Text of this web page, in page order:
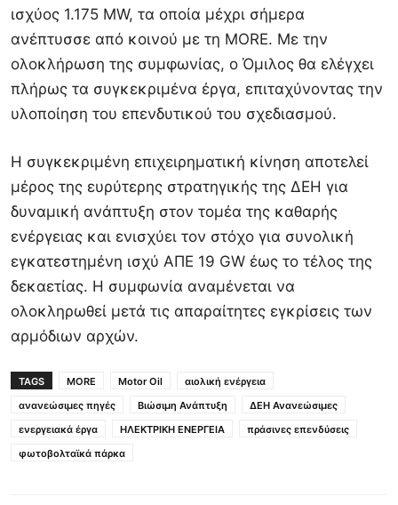
ισχύος 1.175 MW, τα οποία μέχρι σήμερα
ανέπτυσσε από κοινού με τη MORE. Με την
ολοκλήρωση της συμφωνίας, ο Όμιλος θα ελέγχει
πλήρως τα συγκεκριμένα έργα, επιταχύνοντας την
υλοποίηση του επενδυτικού του σχεδιασμού.
Η συγκεκριμένη επιχειρηματική κίνηση αποτελεί
μέρος της ευρύτερης στρατηγικής της ΔΕΗ για
δυναμική ανάπτυξη στον τομέα της καθαρής
ενέργειας και ενισχύει τον στόχο για συνολική
εγκατεστημένη ισχύ ΑΠΕ 19 GW έως το τέλος της
δεκαετίας. Η συμφωνία αναμένεται να
ολοκληρωθεί μετά τις απαραίτητες εγκρίσεις των
αρμόδιων αρχών.
TAGS MORE Motor Oil
αιολική ενέργεια
ανανεώσιμες πηγές
Βιώσιμη Ανάπτυξη
ΔΕΗ Ανανεώσιμες
ενεργειακά έργα
ΗΛΕΚΤΡΙΚΗ ΕΝΕΡΓΕΙΑ
πράσινες επενδύσεις
φωτοβολταϊκά πάρκα